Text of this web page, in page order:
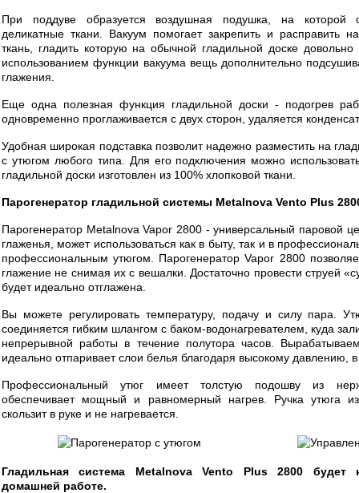
При поддуве образуется воздушная подушка, на которой
деликатные ткани. Вакуум помогает закрепить и расправить
ткань, гладить которую на обычной гладильной доске
использованием функции вакуума вещь дополнительно
глажения.
Еще одна полезная функция гладильной доски - подогрев
одновременно проглаживается с двух сторон, удаляется
Удобная широкая подставка позволит надежно разместить на
с утюгом любого типа. Для его подключения можно
гладильной доски изготовлен из 100% хлопковой ткани.
Парогенератор гладильной системы Metalnova Vento Plus
Парогенератор Metalnova Vapor 2800 - универсальный паровой
глаженья, может использоваться как в быту, так и в
профессиональным утюгом. Парогенератор Vapor 2800
глажение не снимая их с вешалки. Достаточно провести струей
будет идеально отглажена.
Вы можете регулировать температуру, подачу и силу пара.
соединяется гибким шлангом с баком-водонагревателем, куда
непрерывной работы в течение полутора часов.
идеально отпаривает слои белья благодаря высокому давлению,
Профессиональный утюг имеет толстую подошву из
обеспечивает мощный и равномерный нагрев. Ручка утюга
скользит в руке и не нагревается.
Гладильная система Metalnova Vento Plus 2800 будет
домашней работе.